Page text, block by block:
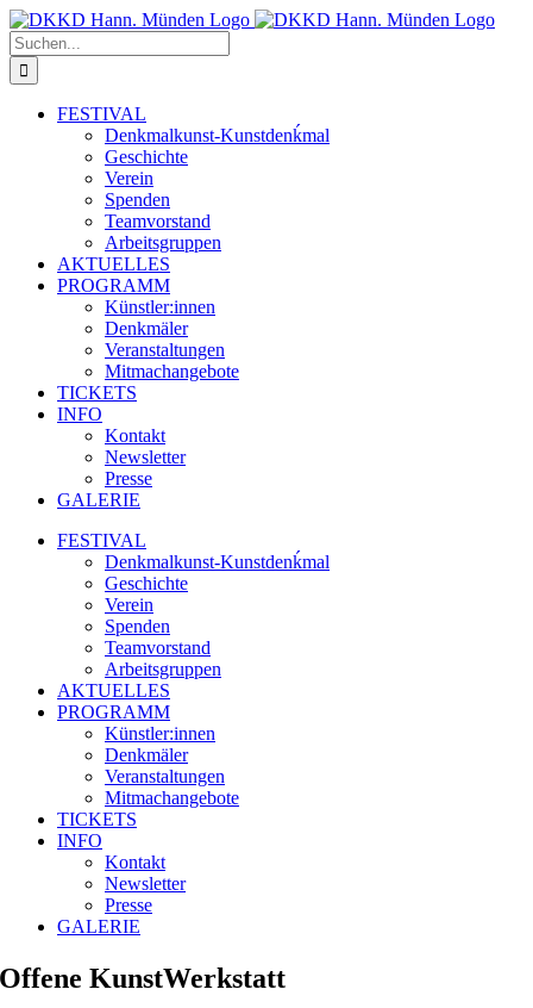
Zum
Inhalt
springen
Suche
nach:
FESTIVAL
Denkmalkunst-Kunstdenḱmal
Geschichte
Verein
Spenden
Teamvorstand
Arbeitsgruppen
AKTUELLES
PROGRAMM
Künstler:innen
Denkmäler
Veranstaltungen
Mitmachangebote
TICKETS
INFO
Kontakt
Newsletter
Presse
GALERIE
FESTIVAL
Denkmalkunst-Kunstdenḱmal
Geschichte
Verein
Spenden
Teamvorstand
Arbeitsgruppen
AKTUELLES
PROGRAMM
Künstler:innen
Denkmäler
Veranstaltungen
Mitmachangebote
TICKETS
INFO
Kontakt
Newsletter
Presse
GALERIE
Offene KunstWerkstatt